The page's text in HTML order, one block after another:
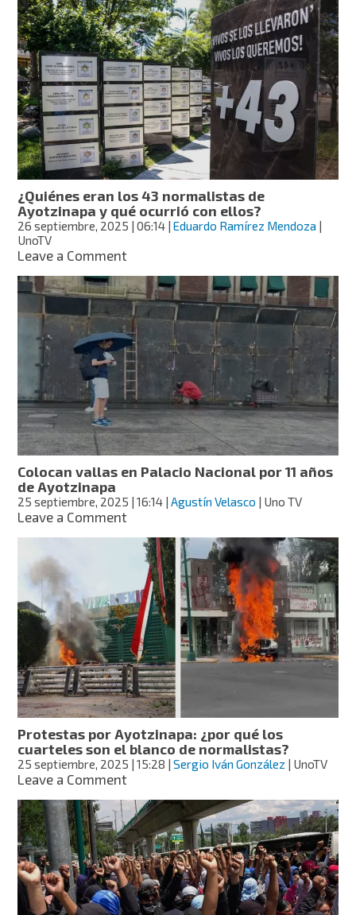
por
Ayotzinapa
en
CDMX:
horario,
ruta,
cierres
y
alternativas
viales
¿Quiénes eran los 43 normalistas de
Ayotzinapa y qué ocurrió con ellos?
26 septiembre, 2025 | 06:14 |Eduardo Ramírez Mendoza |
UnoTV
Leave a Commenton
eran
los
43
normalistas
de
Ayotzinapa
y
qué
ocurrió
con
ellos?
Colocan vallas en Palacio Nacional por 11 años
de Ayotzinapa
25 septiembre, 2025 | 16:14 |Agustín Velasco | Uno TV
Leave a Commenton
vallas
Palacio
Nacional
por
11
años
de
Ayotzinapa
Protestas por Ayotzinapa: ¿por qué los
cuarteles son el blanco de normalistas?
25 septiembre, 2025 | 15:28 |Sergio Iván González | UnoTV
Leave a Commenton
por
Ayotzinapa:
¿por
qué
los
cuarteles
son